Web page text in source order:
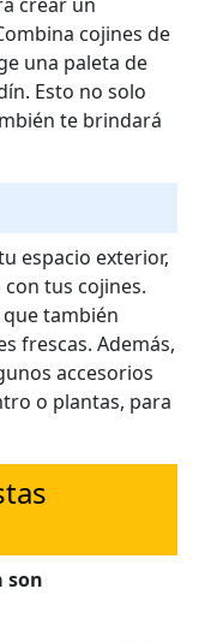
cojines de
una paleta de
Esto no solo
te brindará
espacio exterior,
tus cojines.
también
frescas. Además,
accesorios
o plantas, para
son